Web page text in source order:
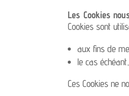
Les Cookies
Cookies sont
aux fins de
le cas
Ces Cookies ne